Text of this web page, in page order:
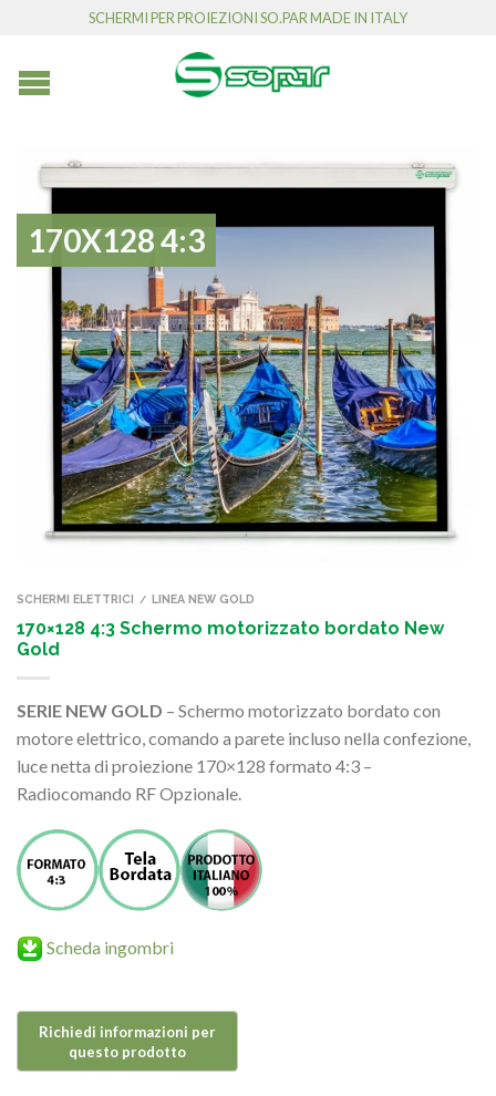
SCHERMI PER PROIEZIONI SO.PAR MADE IN ITALY
170X128 4:3
SCHERMI ELETTRICI / LINEA NEW GOLD
170×128 4:3 Schermo motorizzato bordato New
Gold
SERIE NEW GOLD – Schermo motorizzato bordato con
motore elettrico, comando a parete incluso nella confezione,
luce netta di proiezione 170×128 formato 4:3 –
Radiocomando RF Opzionale.
Scheda ingombri